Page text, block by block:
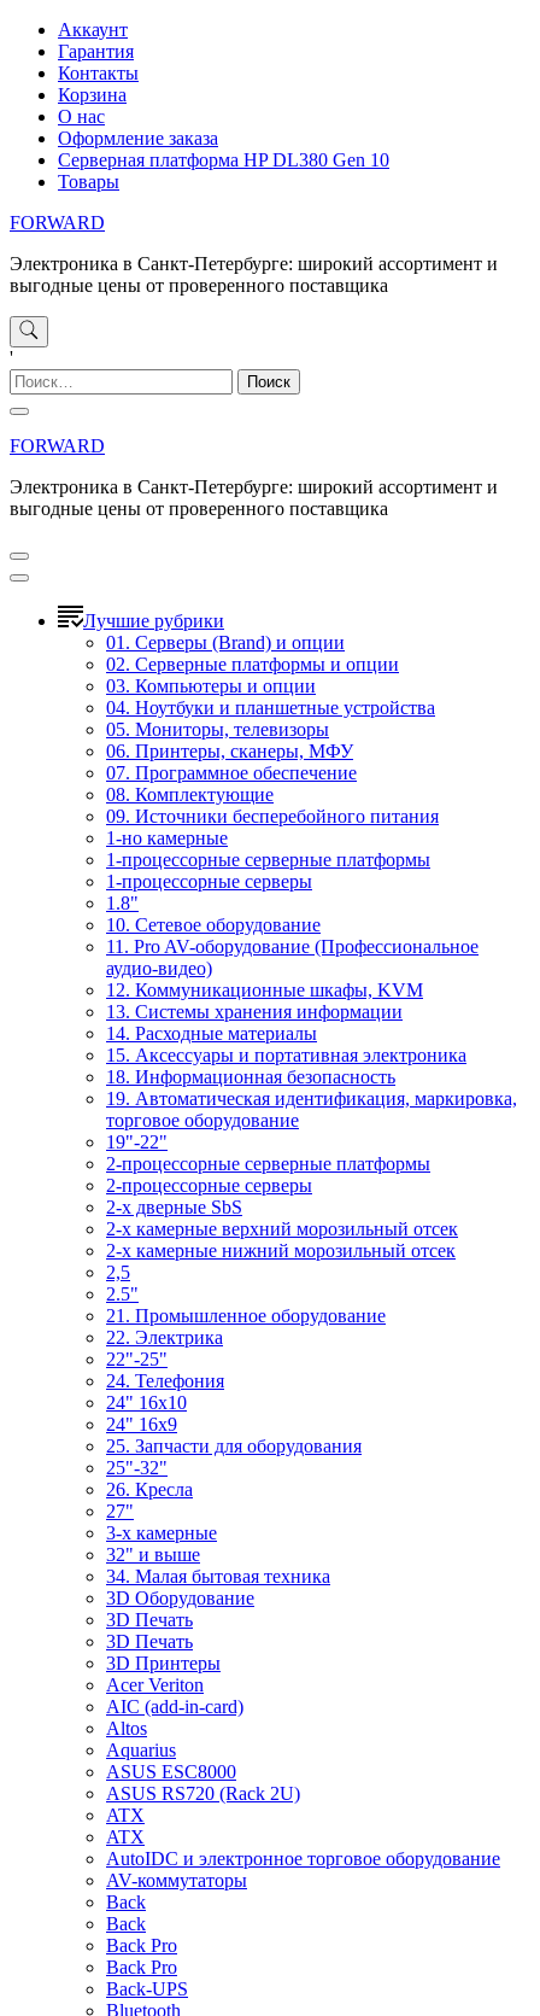
Перейти
содержимому
Аккаунт
Гарантия
Контакты
Корзина
О нас
Оформление заказа
Серверная платформа HP DL380 Gen 10
Товары
FORWARD
Электроника в Санкт-Петербурге: широкий ассортимент и
выгодные цены от проверенного поставщика
'
Найти:
FORWARD
Электроника в Санкт-Петербурге: широкий ассортимент и
выгодные цены от проверенного поставщика
Лучшие рубрики
01. Серверы (Brand) и опции
02. Серверные платформы и опции
03. Компьютеры и опции
04. Ноутбуки и планшетные устройства
05. Мониторы, телевизоры
06. Принтеры, сканеры, МФУ
07. Программное обеспечение
08. Комплектующие
09. Источники бесперебойного питания
1-но камерные
1-процессорные серверные платформы
1-процессорные серверы
1.8"
10. Сетевое оборудование
11. Pro AV-оборудование (Профессиональное
аудио-видео)
12. Коммуникационные шкафы, KVM
13. Системы хранения информации
14. Расходные материалы
15. Аксессуары и портативная электроника
18. Информационная безопасность
19. Автоматическая идентификация, маркировка,
торговое оборудование
19"-22"
2-процессорные серверные платформы
2-процессорные серверы
2-х дверные SbS
2-х камерные верхний морозильный отсек
2-х камерные нижний морозильный отсек
2,5
2.5"
21. Промышленное оборудование
22. Электрика
22"-25"
24. Телефония
24" 16x10
24" 16x9
25. Запчасти для оборудования
25"-32"
26. Кресла
27"
3-x камерные
32" и выше
34. Малая бытовая техника
3D Оборудование
3D Печать
3D Печать
3D Принтеры
Acer Veriton
AIC (add-in-card)
Altos
Aquarius
ASUS ESC8000
ASUS RS720 (Rack 2U)
ATX
ATX
AutoIDC и электронное торговое оборудование
AV-коммутаторы
Back
Back
Back Pro
Back Pro
Back-UPS
Bluetooth